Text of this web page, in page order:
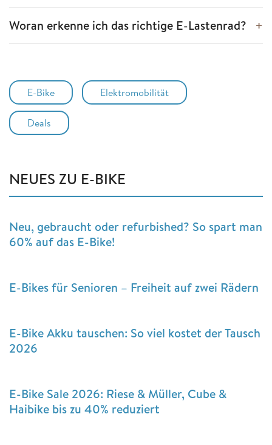
Woran erkenne ich das richtige E-Lastenrad?
E-Bike Elektromobilität
Deals
NEUES ZU E-BIKE
Neu, gebraucht oder refurbished? So spart man
60% auf das E-Bike!
E-Bikes für Senioren – Freiheit auf zwei Rädern
E-Bike Akku tauschen: So viel kostet der Tausch
2026
E-Bike Sale 2026: Riese & Müller, Cube &
Haibike bis zu 40% reduziert